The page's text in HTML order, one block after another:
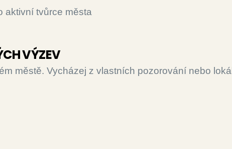
aktivní tvůrce města
VÝZEV
městě. Vycházej z vlastních pozorování nebo